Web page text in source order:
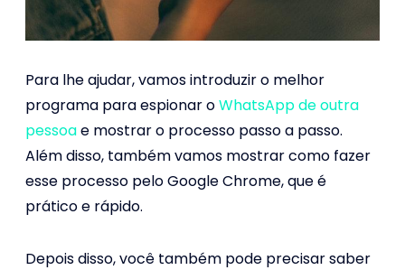
Para lhe ajudar, vamos introduzir o melhor
programa para espionar oWhatsApp de outra
pessoae mostrar o processo passo a passo.
Além disso, também vamos mostrar como fazer
esse processo pelo Google Chrome, que é
prático e rápido.
Depois disso, você também pode precisar saber